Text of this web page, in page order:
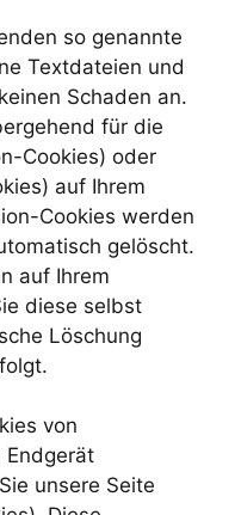
so genannte
Textdateien und
Schaden an.
für die
Cookies) oder
auf Ihrem
Cookies werden
gelöscht.
auf Ihrem
diese selbst
Löschung
von
Endgerät
unsere Seite